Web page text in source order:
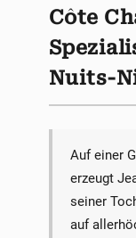
Côte
Nuits-
Auf einer
erzeugt
seiner
auf